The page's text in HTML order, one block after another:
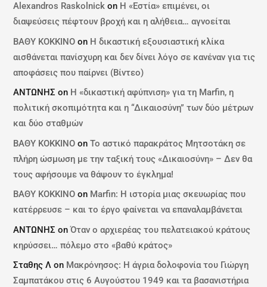
Alexandros Raskolnick on Η «Εστία» επιμένει, οι
διαψεύσεις πέφτουν βροχή και η αλήθεια… αγνοείται
ΒΑΘΥ ΚΟΚΚΙΝΟ on Η δικαστική εξουσιαστική κλίκα
αισθάνεται πανίσχυρη και δεν δίνει λόγο σε κανέναν για τις
αποφάσεις που παίρνει (Βίντεο)
ΑΝΤΩΝΗΣ on Η «δικαστική αφύπνιση» για τη Marfin, η
πολιτική σκοπιμότητα και η “Δικαιοσύνη” των δύο μέτρων
και δύο σταθμών
ΒΑΘΥ ΚΟΚΚΙΝΟ onΤο αστικό παρακράτος Μητσοτάκη σε
πλήρη ώσμωση με την ταξική τους «Δικαιοσύνη» – Δεν θα
τους αφήσουμε να θάψουν το έγκλημα!
ΒΑΘΥ ΚΟΚΚΙΝΟ on Marfin: Η ιστορία μιας σκευωρίας που
κατέρρευσε – και το έργο φαίνεται να επαναλαμβάνεται
ΑΝΤΩΝΗΣ onΌταν ο αρχιερέας του πελατειακού κράτους
κηρύσσει… πόλεμο στο «βαθύ κράτος»
Σταθης Λ on Μακρόνησος: Η άγρια δολοφονία του Γιώργη
Σαμπατάκου στις 6 Αυγούστου 1949 και τα βασανιστήρια